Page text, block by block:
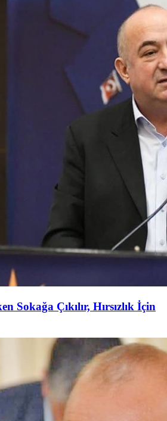
Sokağa Çıkılır, Hırsızlık İçin